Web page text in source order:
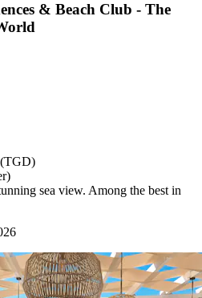
& Beach Club - The
sea view. Among the best in